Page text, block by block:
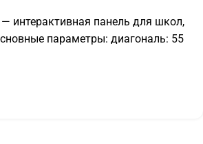
интерактивная панель для школ,
параметры: диагональ: 55